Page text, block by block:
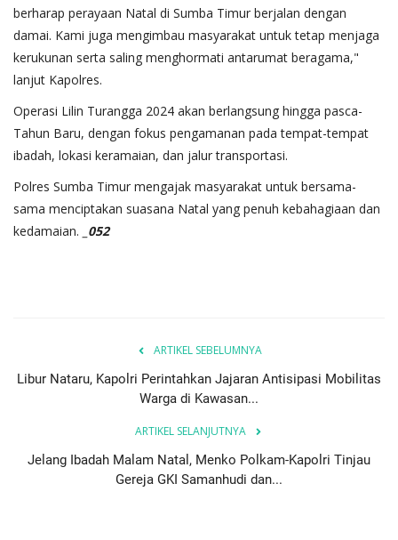
berharap perayaan Natal di Sumba Timur berjalan dengan
damai. Kami juga mengimbau masyarakat untuk tetap menjaga
kerukunan serta saling menghormati antarumat beragama,"
lanjut Kapolres.
Operasi Lilin Turangga 2024 akan berlangsung hingga pasca-
Tahun Baru, dengan fokus pengamanan pada tempat-tempat
ibadah, lokasi keramaian, dan jalur transportasi.
Polres Sumba Timur mengajak masyarakat untuk bersama-
sama menciptakan suasana Natal yang penuh kebahagiaan dan
kedamaian.
_052
ARTIKEL SEBELUMNYA
Libur Nataru, Kapolri Perintahkan Jajaran Antisipasi Mobilitas
Warga di Kawasan...
ARTIKEL SELANJUTNYA
Jelang Ibadah Malam Natal, Menko Polkam-Kapolri Tinjau
Gereja GKI Samanhudi dan...